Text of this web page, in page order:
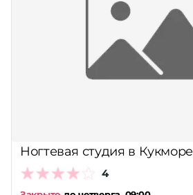
Принимает сертификаты
Ногтевая студия в Кукморе
4